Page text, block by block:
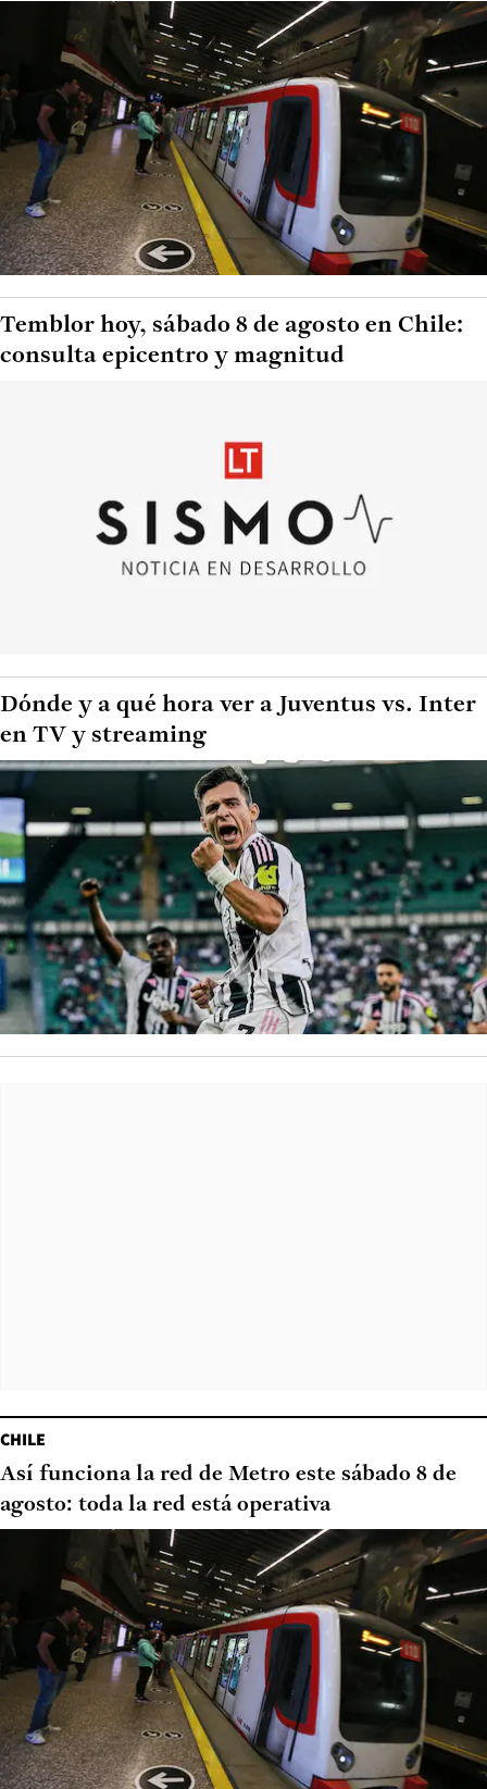
Temblor hoy, sábado 8 de agosto en Chile:
consulta epicentro y magnitud
Dónde y a qué hora ver a Juventus vs. Inter
en TV y streaming
CHILE
Así funciona la red de Metro este sábado 8 de
agosto: toda la red está operativa